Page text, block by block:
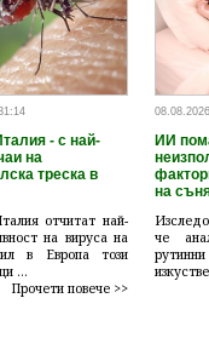
- с най-
на
треска в
отчитат най-
на вируса на
в Европа този
...
Прочети повече >>
ИИ
на
че